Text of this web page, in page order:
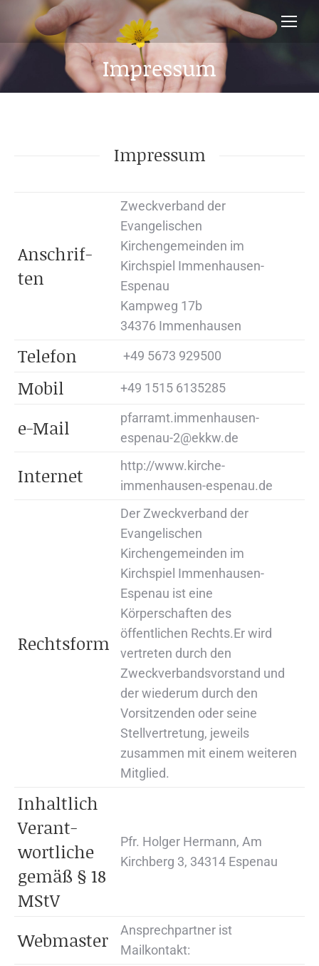
Impressum
Sie befinden sich hier:
Impressum
An­schrif­
ten
Zweckverband der
Evangelischen
Kirchengemeinden im
Kirchspiel Immenhausen-
Espenau
Kampweg 17b
34376 Immenhausen
Tele­fon +49 5673 929500
Mobil +49 1515 6135285
e-Mail
pfarramt.immenhausen-
espenau-2@ekkw.de
In­ter­net
http://www.kirche-
immenhausen-espenau.de
Rechtsform
Der Zweckverband der
Evangelischen
Kirchengemeinden im
Kirchspiel Immenhausen-
Espenau ist eine
Körperschaften des
öffentlichen Rechts.Er wird
vertreten durch den
Zweckverbandsvorstand und
der wiederum durch den
Vorsitzenden oder seine
Stellvertretung, jeweils
zusammen mit einem weiteren
Mitglied.
In­halt­lich
Ver­ant­
wort­li­che
ge­mäß § 18
MStV
Pfr. Holger Hermann, Am
Kirchberg 3, 34314 Espenau
Web­mas­ter
An­sprech­part­ner ist
Mail­kon­takt: